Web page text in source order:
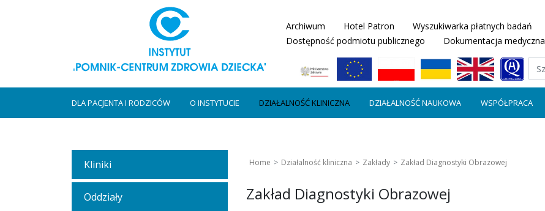
Archiwum Hotel Patron Wyszukiwarka płatnych badań
Dostępność podmiotu publicznego
Dokumentacja medyczna
DLA PACJENTA I RODZICÓW O INSTYTUCIE DZIAŁALNOŚĆ KLINICZNA DZIAŁALNOŚĆ NAUKOWA WSPÓŁPRACA
Kliniki
Oddziały
Home Działalność kliniczna Zakłady Zakład Diagnostyki Obrazowej
Zakład Diagnostyki Obrazowej